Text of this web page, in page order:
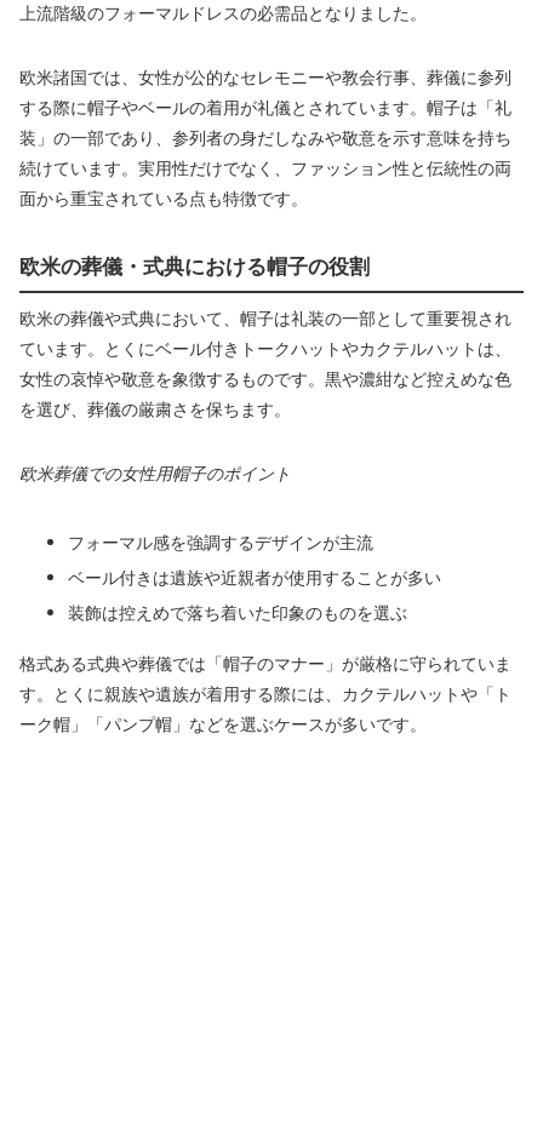
上流階級のフォーマルドレスの必需品となりました。
欧米諸国では、女性が公的なセレモニーや教会行事、葬儀に参列
する際に帽子やベールの着用が礼儀とされています。帽子は「礼
装」の一部であり、参列者の身だしなみや敬意を示す意味を持ち
続けています。実用性だけでなく、ファッション性と伝統性の両
面から重宝されている点も特徴です。
欧米の葬儀・式典における帽子の役割
欧米の葬儀や式典において、帽子は礼装の一部として重要視され
ています。とくにベール付きトークハットやカクテルハットは、
女性の哀悼や敬意を象徴するものです。黒や濃紺など控えめな色
を選び、葬儀の厳粛さを保ちます。
欧米葬儀での女性用帽子のポイント
フォーマル感を強調するデザインが主流
ベール付きは遺族や近親者が使用することが多い
装飾は控えめで落ち着いた印象のものを選ぶ
格式ある式典や葬儀では「帽子のマナー」が厳格に守られていま
す。とくに親族や遺族が着用する際には、カクテルハットや「ト
ーク帽」「パンプ帽」などを選ぶケースが多いです。